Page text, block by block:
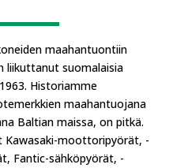
maahantuontiin
liikuttanut suomalaisia
Historiamme
maahantuojana
Baltian maissa, on pitkä.
Kawasaki-moottoripyörät, -
Fantic-sähköpyörät, -